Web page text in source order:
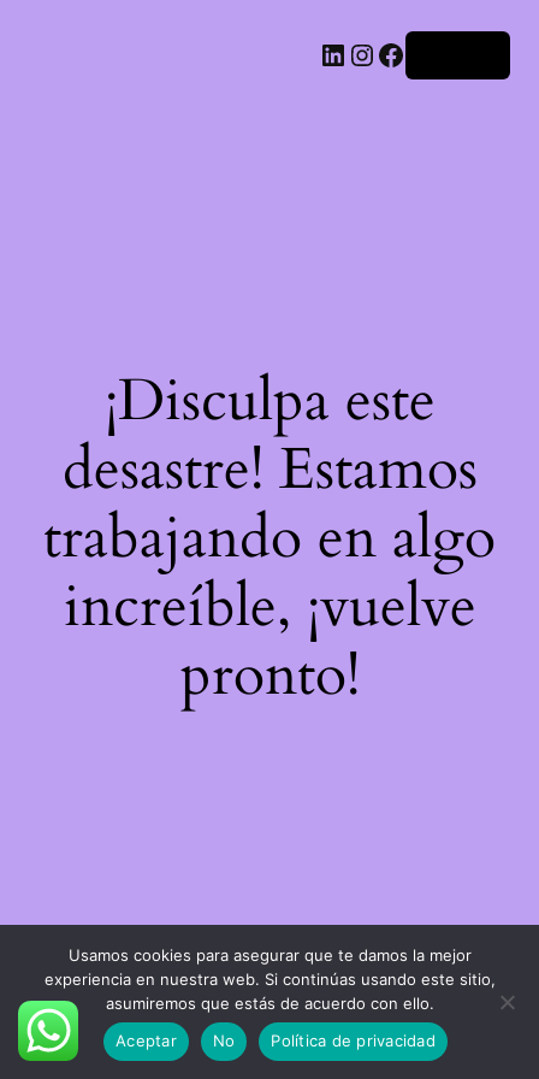
LinkedIn
Instagram
Facebook
¡Disculpa este
desastre! Estamos
trabajando en algo
increíble, ¡vuelve
pronto!
Usamos cookies para asegurar que te damos la mejor
experiencia en nuestra web. Si continúas usando este sitio,
asumiremos que estás de acuerdo con ello.
Aceptar
No Política de privacidad